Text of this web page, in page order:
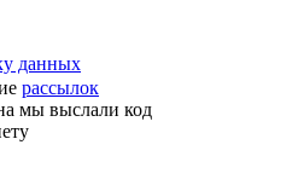
данных
рассылок
мы выслали код